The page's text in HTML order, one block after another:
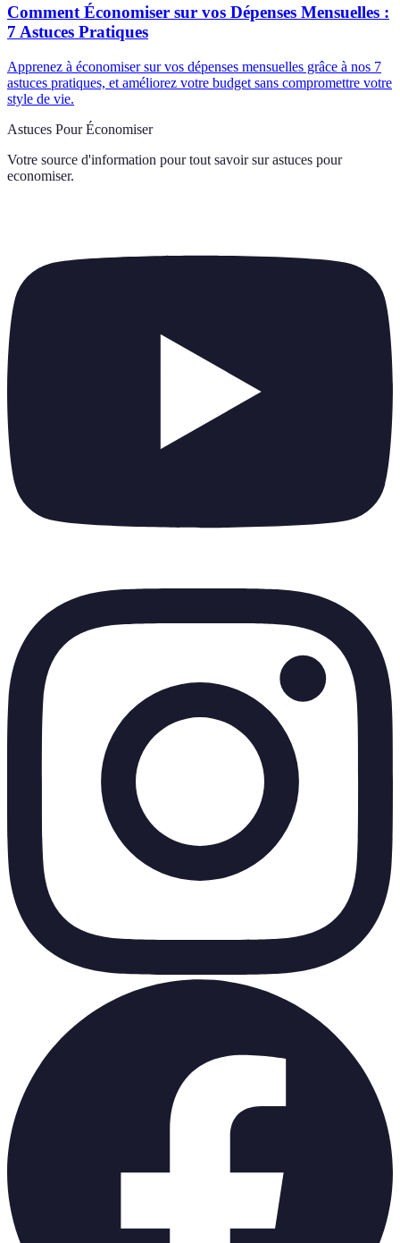
Comment Économiser sur vos Dépenses Mensuelles :
7 Astuces Pratiques
Apprenez à économiser sur vos dépenses mensuelles grâce à nos 7
astuces pratiques, et améliorez votre budget sans compromettre votre
style de vie.
Astuces Pour Économiser
Votre source d'information pour tout savoir sur astuces pour
economiser.